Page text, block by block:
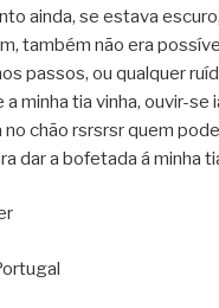
ainda, se estava
também não era
passos, ou qualquer
minha tia vinha, ouvir-se
no chão rsrsrsr quem
dar a bofetada á minha